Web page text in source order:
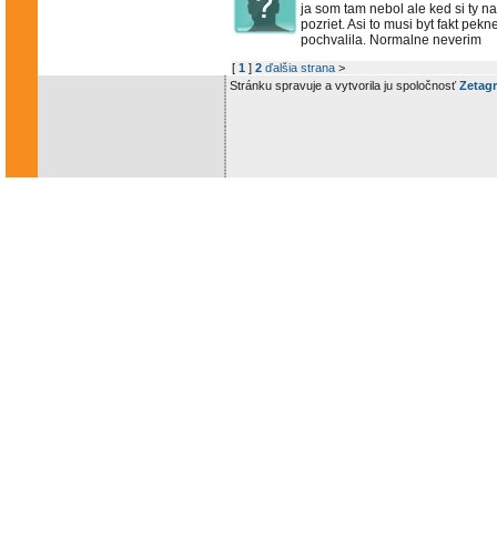
ja som tam nebol ale ked si ty
pozriet. Asi to musi byt fakt
pochvalila. Normalne neverim
[ 1 ] 2 ďalšia strana >
Stránku spravuje a vytvorila ju spoločnosť